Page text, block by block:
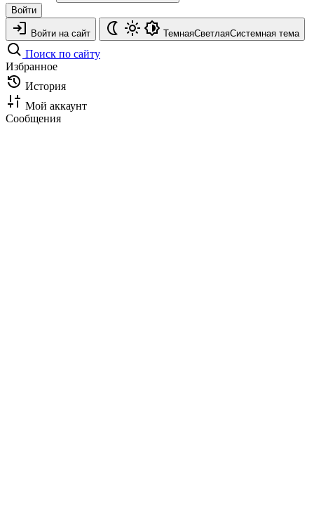
Войти
Войти на сайт ТемнаяСветлаяСистемная тема
Поиск по сайту
Избранное
История
Мой аккаунт
Сообщения